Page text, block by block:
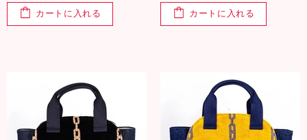
カートに入れる カートに入れる